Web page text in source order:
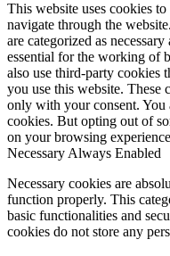
KVKK
Üyelerimiz
Kurumsal
This website uses cookies
navigate through the
are categorized as
essential for the working of
also use third-party cookies
you use this website.
only with your consent. You
cookies. But opting out of
on your browsing
Necessary Always Enabled
Necessary cookies are
function properly. This
basic functionalities and
cookies do not store any